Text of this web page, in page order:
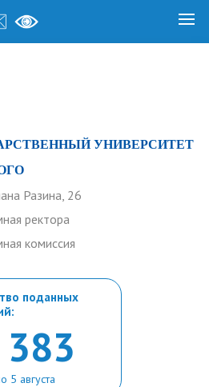
УНИВЕРСИТЕТ
Разина, 26
ректора
комиссия
поданных
5 августа